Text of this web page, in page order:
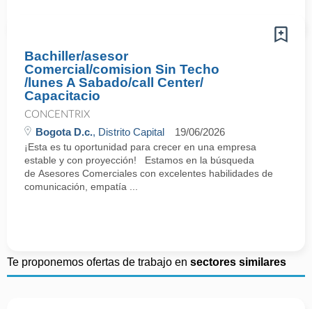
Bachiller/asesor
Comercial/comision Sin Techo
/lunes A Sabado/call Center/
Capacitacio
CONCENTRIX
Bogota D.c., Distrito Capital 19/06/2026
¡Esta es tu oportunidad para crecer en una empresa
estable y con proyección! Estamos en la búsqueda
de Asesores Comerciales con excelentes habilidades de
comunicación, empatía ...
Te proponemos ofertas de trabajo en sectores similares